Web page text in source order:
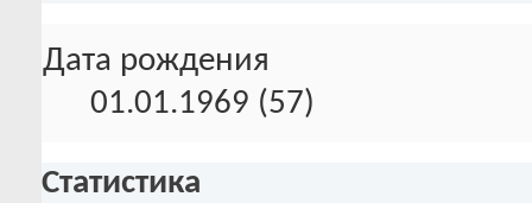
Дата рождения
01.01.1969 (57)
Статистика